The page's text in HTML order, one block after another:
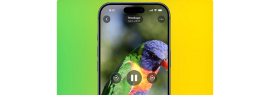
示与社区管理更高效